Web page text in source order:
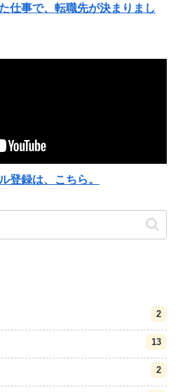
仕事で、転職先が決まりまし
登録は、こちら。
2
13
2